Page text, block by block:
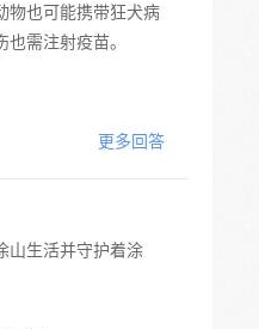
物也可能携带狂犬病
需注射疫苗。
更多回答
山生活并守护着涂